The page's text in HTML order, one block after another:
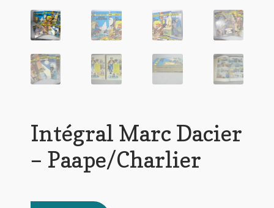
Intégral Marc Dacier
– Paape/Charlier